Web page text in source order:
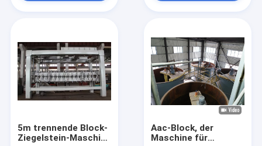
5m trennende Block-
Ziegelstein-Maschine
Aac-Block, der
Maschine für